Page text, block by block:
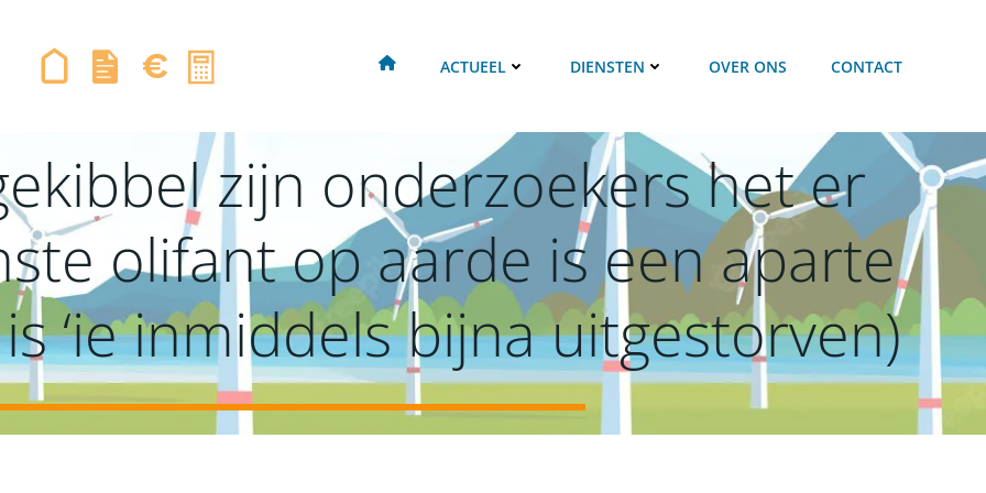
ACTUEEL DIENSTEN OVER ONS CONTACT
zijn onderzoekers het er
olifant op aarde is een aparte
‘ie inmiddels bijna uitgestorven)